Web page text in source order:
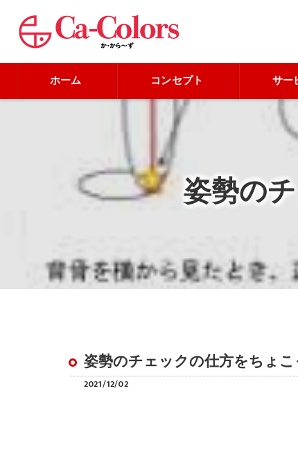
ホーム コンセプト サー
姿勢の
姿勢のチェックの仕方をちょ
2021/12/02